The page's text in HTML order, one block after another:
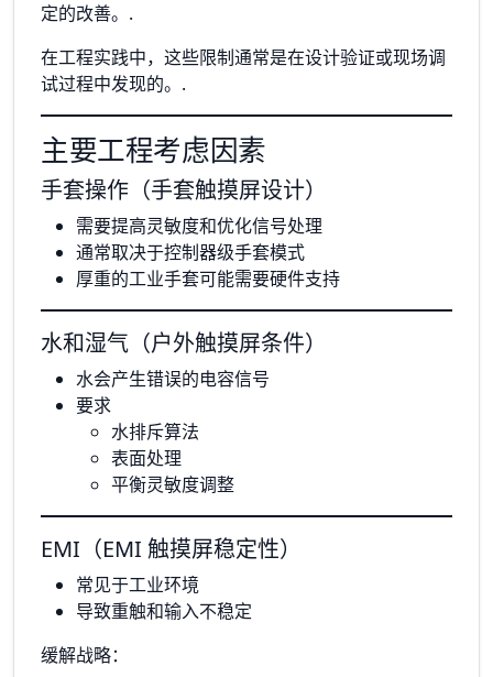
定的改善。.
在工程实践中，这些限制通常是在设计验证或现场调
试过程中发现的。.
主要工程考虑因素
手套操作（手套触摸屏设计）
需要提高灵敏度和优化信号处理
通常取决于控制器级手套模式
厚重的工业手套可能需要硬件支持
水和湿气（户外触摸屏条件）
水会产生错误的电容信号
要求
水排斥算法
表面处理
平衡灵敏度调整
EMI（EMI 触摸屏稳定性）
常见于工业环境
导致重触和输入不稳定
缓解战略：